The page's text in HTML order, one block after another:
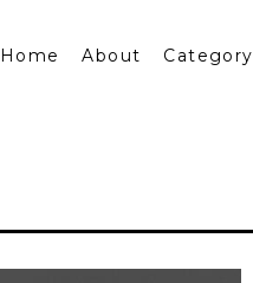
Home About Category